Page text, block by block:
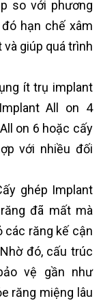
so với phương
hạn chế xâm
giúp quá trình
ít trụ implant
All on 4
on 6 hoặc cấy
với nhiều đối
ghép Implant
đã mất mà
các răng kế cận
đó, cấu trúc
vệ gần như
răng miệng lâu